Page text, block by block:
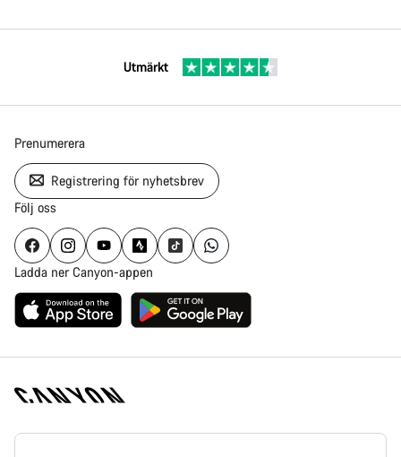
Utmärkt
Prenumerera
Registrering för nyhetsbrev
Följ oss
Ladda ner Canyon-appen
Canyon